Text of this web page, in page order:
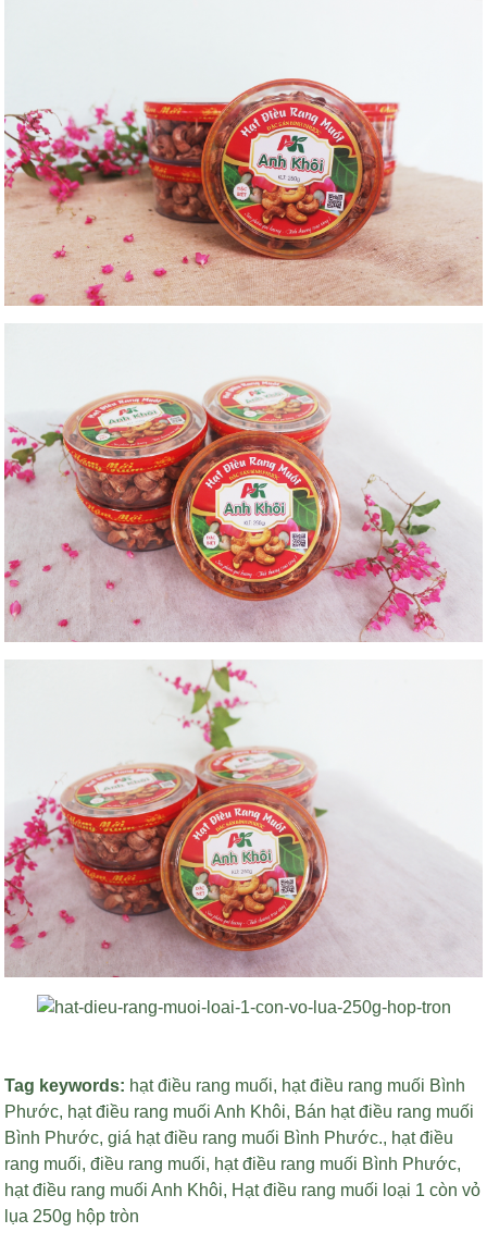
Tag keywords: hạt điều rang muối, hạt điều rang muối Bình
Phước, hạt điều rang muối Anh Khôi, Bán hạt điều rang muối
Bình Phước,giá hạt điều rang muối Bình Phước., hạt điều
rang muối,điều rang muối, hạt điều rang muối Bình Phước,
hạt điều rang muối Anh Khôi, Hạt điều rang muối loại 1 còn vỏ
lụa 250g hộp tròn